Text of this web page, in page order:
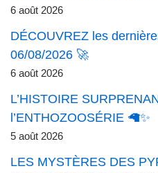
6 août 2026
DÉCOUVREZ les
06/08/2026 🚀
6 août 2026
L’HISTOIRE
l’ENTHOZOOSÉRIE 🦙✨
5 août 2026
LES MYSTÈRES DES